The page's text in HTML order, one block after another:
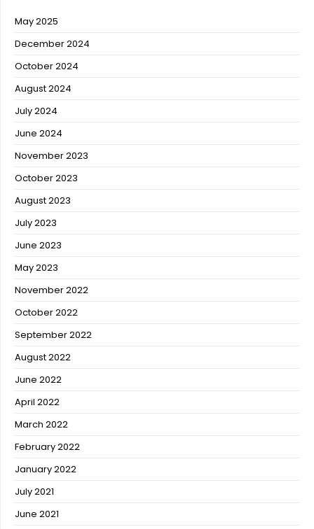
May 2025
December 2024
October 2024
August 2024
July 2024
June 2024
November 2023
October 2023
August 2023
July 2023
June 2023
May 2023
November 2022
October 2022
September 2022
August 2022
June 2022
April 2022
March 2022
February 2022
January 2022
July 2021
June 2021